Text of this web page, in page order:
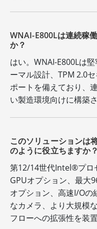
WNAI-E800Lは連続稼
か？
はい。WNAI-E800Lは
ーマル設計、TPM 2.0
ポートを備えており、
い製造環境向けに構築
このソリューションは
のように役立ちますか？
第12/14世代Intel®プロ
GPUオプション、最大
オプション、高速I/Oの
なカメラ、より大規模
フローへの拡張性を装